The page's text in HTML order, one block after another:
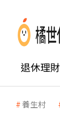
退休理財
養生村